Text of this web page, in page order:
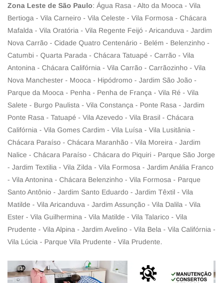
Zona Leste de São Paulo: Água Rasa - Alto da Mooca - Vila
Bertioga - Vila Carneiro - Vila Celeste - Vila Formosa - Chácara
Mafalda - Vila Oratória - Vila Regente Feijó - Aricanduva - Jardim
Nova Carrão - Cidade Quatro Centenário - Belém - Belenzinho -
Catumbi - Quarta Parada - Chácara Tatuapé - Carrão - Vila
Antonina - Chácara Califórnia - Vila Carrão - Carrãozinho - Vila
Nova Manchester - Mooca - Hipódromo - Jardim São João -
Parque da Mooca - Penha - Penha de França - Vila Ré - Vila
Salete - Burgo Paulista - Vila Constança - Ponte Rasa - Jardim
Ponte Rasa - Tatuapé - Vila Azevedo - Vila Brasil - Chácara
Califórnia - Vila Gomes Cardim - Vila Luísa - Vila Lusitânia -
Chácara Paraíso - Chácara Maranhão - Vila Moreira - Jardim
Nalice - Chácara Paraíso - Chácara do Piquiri - Parque São Jorge
- Jardim Textilia - Vila Zilda - Vila Formosa - Jardim Anália Franco
- Vila Antonina - Chácara Belenzinho - Vila Formosa - Parque
Santo Antônio - Jardim Santo Eduardo - Jardim Têxtil - Vila
Matilde - Vila Aricanduva - Jardim Assunção - Vila Dalila - Vila
Ester - Vila Guilhermina - Vila Matilde - Vila Talarico - Vila
Prudente - Vila Alpina - Jardim Avelino - Vila Bela - Vila Califórnia -
Vila Lúcia - Parque Vila Prudente - Vila Prudente.